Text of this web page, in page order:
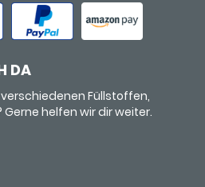
DA
Füllstoffen,
helfen wir dir weiter.